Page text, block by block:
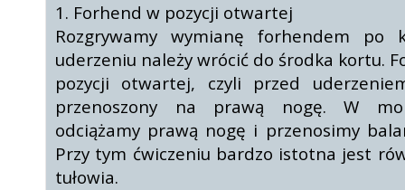
1. Forhend w pozycji otwartej
Rozgrywamy wymianę forhendem po
uderzeniu należy wrócić do środka kortu.
pozycji otwartej, czyli przed
przenoszony na prawą nogę. W
odciążamy prawą nogę i przenosimy
Przy tym ćwiczeniu bardzo istotna jest
tułowia.